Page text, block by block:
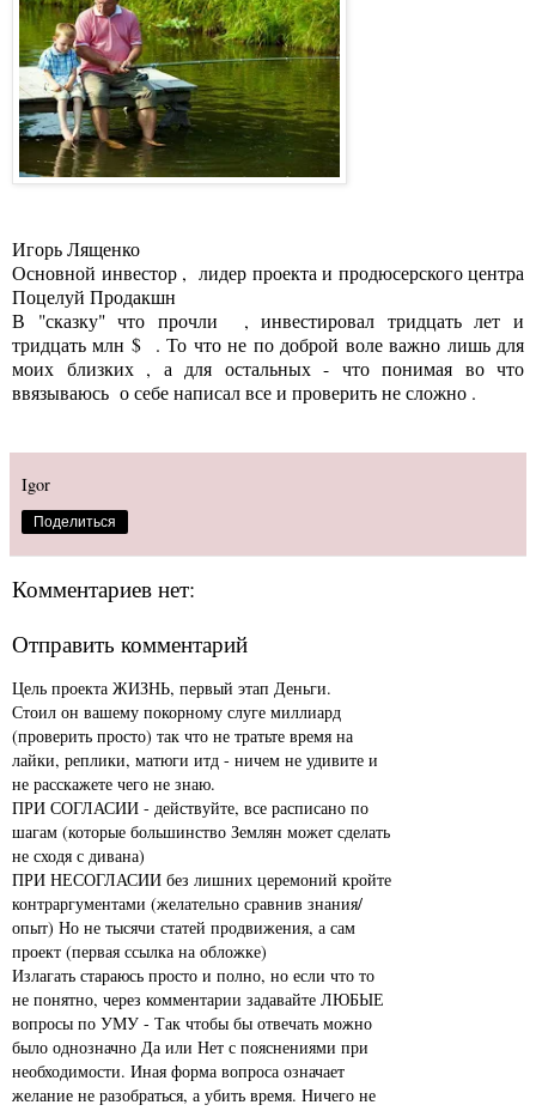
Игорь Лященко
Основной инвестор , лидер проекта и продюсерского центра
Поцелуй Продакшн
В "сказку" что прочли , инвестировал тридцать лет и
тридцать млн $ . То что не по доброй воле важно лишь для
моих близких , а для остальных - что понимая во что
ввязываюсь о себе написал все и проверить не сложно .
Igor
Поделиться
Комментариев нет:
Отправить комментарий
Цель проекта ЖИЗНЬ, первый этап Деньги.
Стоил он вашему покорному слуге миллиард
(проверить просто) так что не тратьте время на
лайки, реплики, матюги итд - ничем не удивите и
не расскажете чего не знаю.
ПРИ СОГЛАСИИ - действуйте, все расписано по
шагам (которые большинство Землян может сделать
не сходя с дивана)
ПРИ НЕСОГЛАСИИ без лишних церемоний кройте
контраргументами (желательно сравнив знания/
опыт) Но не тысячи статей продвижения, а сам
проект (первая ссылка на обложке)
Излагать стараюсь просто и полно, но если что то
не понятно, через комментарии задавайте ЛЮБЫЕ
вопросы по УМУ - Так чтобы бы отвечать можно
было однозначно Да или Нет с пояснениями при
необходимости. Иная форма вопроса означает
желание не разобраться, а убить время. Ничего не